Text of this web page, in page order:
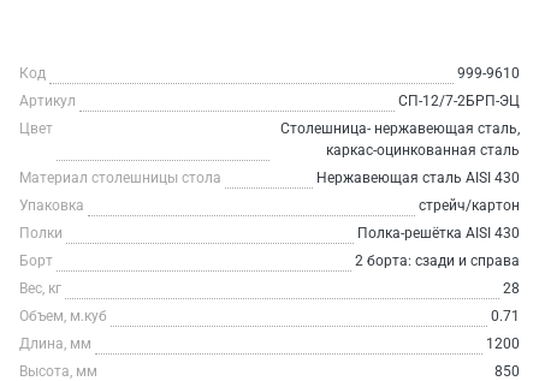
Код
999-9610
Артикул
СП-12/7-2БРП-ЭЦ
Цвет
Столешница- нержавеющая сталь,
каркас-оцинкованная сталь
Материал столешницы стола
Нержавеющая сталь AISI 430
Упаковка
стрейч/картон
Полки
Полка-решётка AISI 430
Борт
2 борта: сзади и справа
Вес, кг
28
Объем, м.куб
0.71
Длина, мм
1200
Высота, мм
850